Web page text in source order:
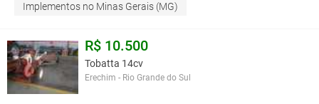
Implementos no Minas Gerais (MG)
R$ 10.500
Tobatta 14cv
Erechim - Rio Grande do Sul